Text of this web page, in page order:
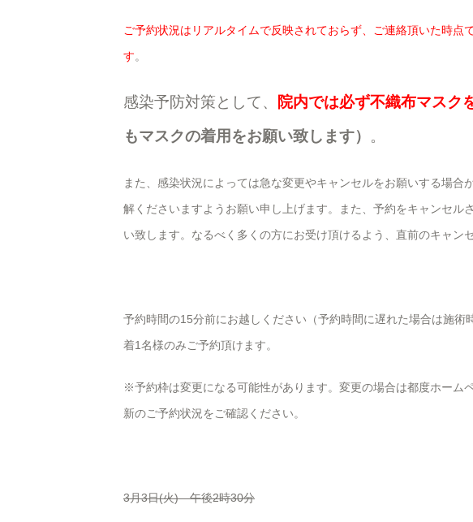
ご予約状況はリアルタイムで反映されておらず、ご連絡頂いた時点
す。
感染予防対策として、 院内では必ず不織布マスク
もマスクの着用をお願い致します） 。
また、感染状況によっては急な変更やキャンセルをお願いする場合
解くださいますようお願い申し上げます。また、予約をキャンセル
い致します。なるべく多くの方にお受け頂けるよう、直前のキャン
予約時間の15分前にお越しください（予約時間に遅れた場合は施術
着1名様のみご予約頂けます。
※予約枠は変更になる可能性があります。変更の場合は都度ホーム
新のご予約状況をご確認ください。
3月3日(火) 午後2時30分